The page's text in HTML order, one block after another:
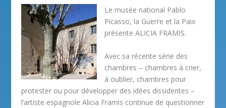
Le musée national Pablo
Picasso, la Guerre et la Paix
présente ALICIA FRAMIS.
Avec sa récente série des
chambres – chambres à crier,
à oublier, chambres pour
protester ou pour développer des idées dissidentes –
l’artiste espagnole Alicia Framis continue de questionner